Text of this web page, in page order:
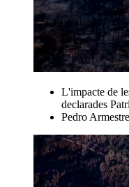
L'impacte de
declarades
Pedro